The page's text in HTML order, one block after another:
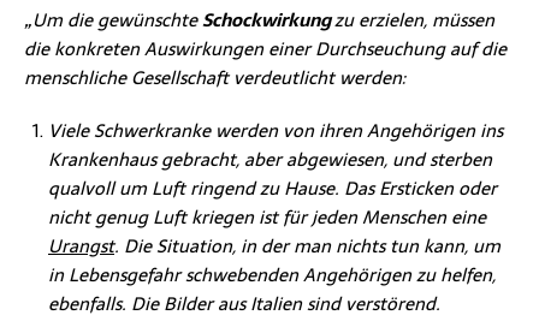
„Um die gewünschteSchockwirkungzu erzielen, müssen
die konkreten Auswirkungen einer Durchseuchung auf die
menschliche Gesellschaft verdeutlicht werden:
Viele Schwerkranke werden von ihren Angehörigen ins
Krankenhaus gebracht, aber abgewiesen, und sterben
qualvoll um Luft ringend zu Hause. Das Ersticken oder
nicht genug Luft kriegen ist für jeden Menschen eine
Urangst. Die Situation, in der man nichts tun kann, um
in Lebensgefahr schwebenden Angehörigen zu helfen,
ebenfalls. Die Bilder aus Italien sind verstörend.